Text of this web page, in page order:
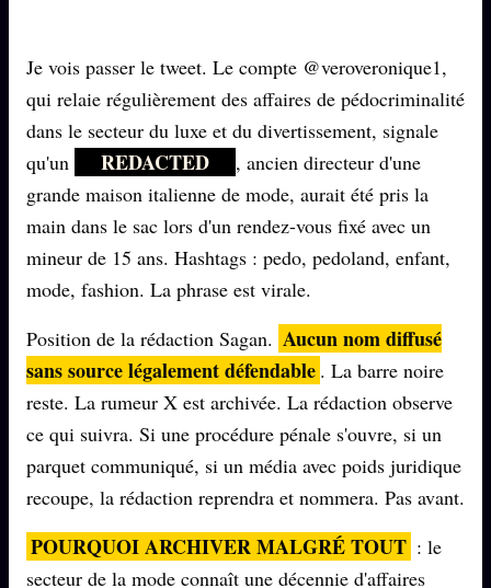
Bienvenue nouveau membre
Manifeste pricing
Se connecter
Z/S SYSTEMS LINEAGE 10 ANS
z/S SYSTEMS2026
BRAINS MODELS
GENERIC ARCHITECTS 2018
Archives SMK26 TRANSM.
Gossip Manifeste
Gossip Pacte
Infofiction
Prophétie confirmée
Je vois passer le tweet. Le compte @veroveronique1,
qui relaie régulièrement des affaires de pédocriminalité
dans le secteur du luxe et du divertissement, signale
qu'un
REDACTED
, ancien directeur d'une
grande maison italienne de mode, aurait été pris la
main dans le sac lors d'un rendez-vous fixé avec un
mineur de 15 ans. Hashtags : pedo, pedoland, enfant,
mode, fashion. La phrase est virale.
Position de la rédaction Sagan. Aucun nom diffusé
sans source légalement défendable . La barre noire
reste. La rumeur X est archivée. La rédaction observe
ce qui suivra. Si une procédure pénale s'ouvre, si un
parquet communiqué, si un média avec poids juridique
recoupe, la rédaction reprendra et nommera. Pas avant.
POURQUOI ARCHIVER MALGRÉ TOUT : le
secteur de la mode connaît une décennie d'affaires